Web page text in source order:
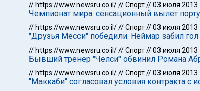
// https://www.newsru.co.il///Спорт//03 июля 2013
Чемпионат мира: сенсационный вылет
// https://www.newsru.co.il///Спорт//03 июля 2013
"Друзья Месси" победили. Неймар забил
// https://www.newsru.co.il///Спорт//03 июля 2013
Бывший тренер "Челси" обвинил Романа
// https://www.newsru.co.il///Спорт//03 июля 2013
"Маккаби" согласовал условия контракта с